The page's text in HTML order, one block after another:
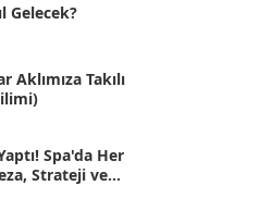
Gelecek?
Aklımıza Takılı
Spa'da Her
Strateji ve